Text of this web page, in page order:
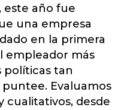
este año fue
una empresa
en la primera
empleador más
políticas tan
Evaluamos
cualitativos, desde